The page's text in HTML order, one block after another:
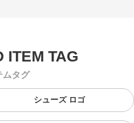
ムタグ
シューズ ロゴ